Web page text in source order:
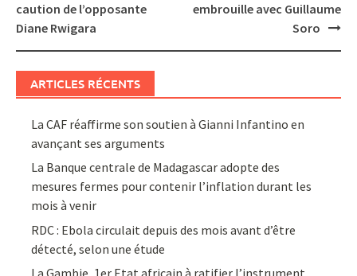
caution de l’opposante
Diane Rwigara
embrouille avec Guillaume
Soro
ARTICLES RÉCENTS
La CAF réaffirme son soutien à Gianni Infantino en
avançant ses arguments
La Banque centrale de Madagascar adopte des
mesures fermes pour contenir l’inflation durant les
mois à venir
RDC : Ebola circulait depuis des mois avant d’être
détecté, selon une étude